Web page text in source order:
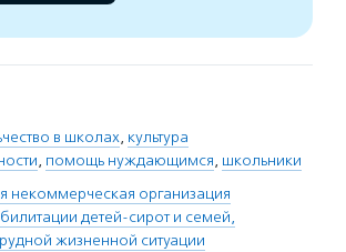
в школах, культура
, помощь нуждающимся, школьники
некоммерческая организация
детей-сирот и семей,
жизненной ситуации